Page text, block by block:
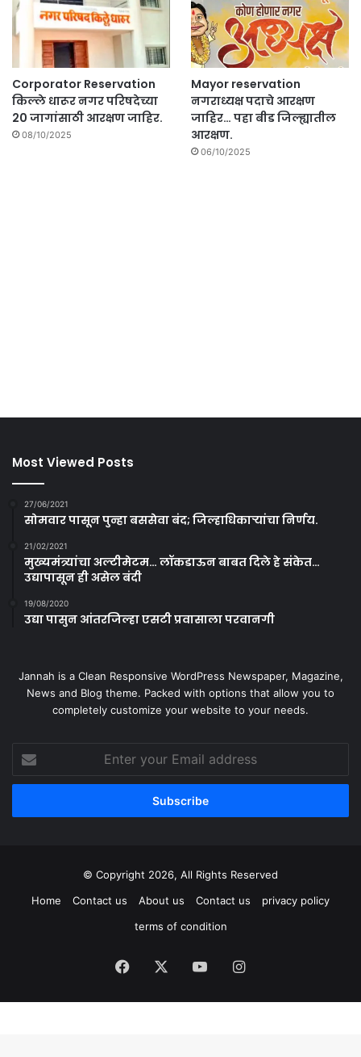
Corporator Reservation
किल्ले धारूर नगर परिषदेच्या
20 जागांसाठी आरक्षण जाहिर.
08/10/2025
Mayor reservation
नगराध्यक्ष पदाचे आरक्षण
जाहिर… पहा बीड जिल्ह्यातील
आरक्षण.
06/10/2025
Most Viewed Posts
27/06/2021
सोमवार पासून पुन्हा बससेवा बंद; जिल्हाधिकाऱ्यांचा निर्णय.
21/02/2021
मुख्यमंत्र्यांचा अल्टीमेटम… लॉकडाऊन बाबत दिले हे संकेत…
उद्यापासून ही असेल बंदी
19/08/2020
उद्या पासुन आंतरजिल्हा एसटी प्रवासाला परवानगी
Jannah is a Clean Responsive WordPress Newspaper, Magazine,
News and Blog theme. Packed with options that allow you to
completely customize your website to your needs.
Enter
your
Email
© Copyright 2026, All Rights Reserved
Home
Contact us About us Contact us
privacy policy
terms of condition
Facebook YouTubeInstagram